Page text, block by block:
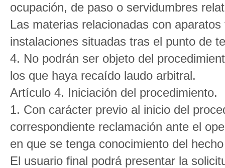
ocupación, de paso o servidumbres
Las materias relacionadas con
instalaciones situadas tras el punto de
4. No podrán ser objeto del
los que haya recaído laudo arbitral.
Artículo 4. Iniciación del procedimiento.
1. Con carácter previo al inicio del
correspondiente reclamación ante el
en que se tenga conocimiento del
El usuario final podrá presentar la